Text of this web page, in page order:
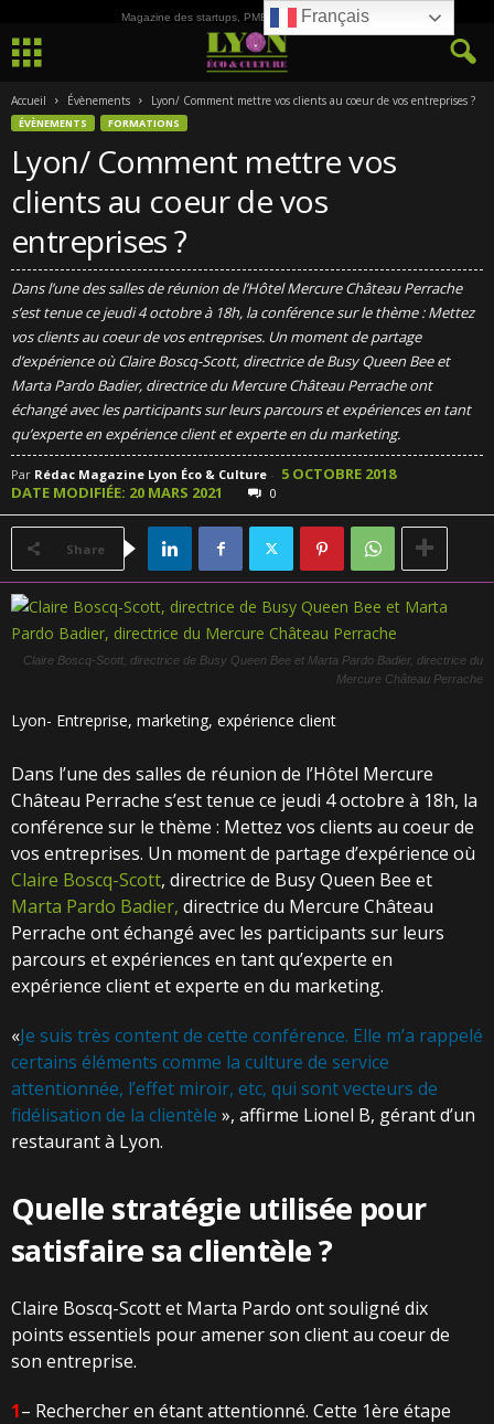
Magazine des startups, PME, ETI et de la Culture
Accueil Évènements Lyon/ Comment mettre vos clients au coeur de vos entreprises ?
ÉVÈNEMENTS FORMATIONS
Lyon/ Comment mettre vos
clients au coeur de vos
entreprises ?
Dans l’une des salles de réunion de l’Hôtel Mercure Château Perrache
s’est tenue ce jeudi 4 octobre à 18h, la conférence sur le thème : Mettez
vos clients au coeur de vos entreprises. Un moment de partage
d’expérience où Claire Boscq-Scott, directrice de Busy Queen Bee et
Marta Pardo Badier, directrice du Mercure Château Perrache ont
échangé avec les participants sur leurs parcours et expériences en tant
qu’experte en expérience client et experte en du marketing.
Par Rédac Magazine Lyon Éco & Culture - 5 OCTOBRE 2018
DATE MODIFIÉE: 20 MARS 2021
0
Share
Claire Boscq-Scott, directrice de Busy Queen Bee et Marta Pardo Badier, directrice du
Mercure Château Perrache
Lyon- Entreprise, marketing, expérience client
Dans l’une des salles de réunion de l’Hôtel Mercure
Château Perrache s’est tenue ce jeudi 4 octobre à 18h, la
conférence sur le thème : Mettez vos clients au coeur de
vos entreprises. Un moment de partage d’expérience où
Claire Boscq-Scott, directrice de Busy Queen Bee et
Marta Pardo Badier, directrice du Mercure Château
Perrache ont échangé avec les participants sur leurs
parcours et expériences en tant qu’experte en
expérience client et experte en du marketing.
«Je suis très content de cette conférence. Elle m’a rappelé
certains éléments comme la culture de service
attentionnée, l’effet miroir, etc, qui sont vecteurs de
fidélisation de la clientèle », affirme Lionel B, gérant d’un
restaurant à Lyon.
Quelle stratégie utilisée pour
satisfaire sa clientèle ?
Claire Boscq-Scott et Marta Pardo ont souligné dix
points essentiels pour amener son client au coeur de
son entreprise.
1– Rechercher en étant attentionné. Cette 1ère étape
Français